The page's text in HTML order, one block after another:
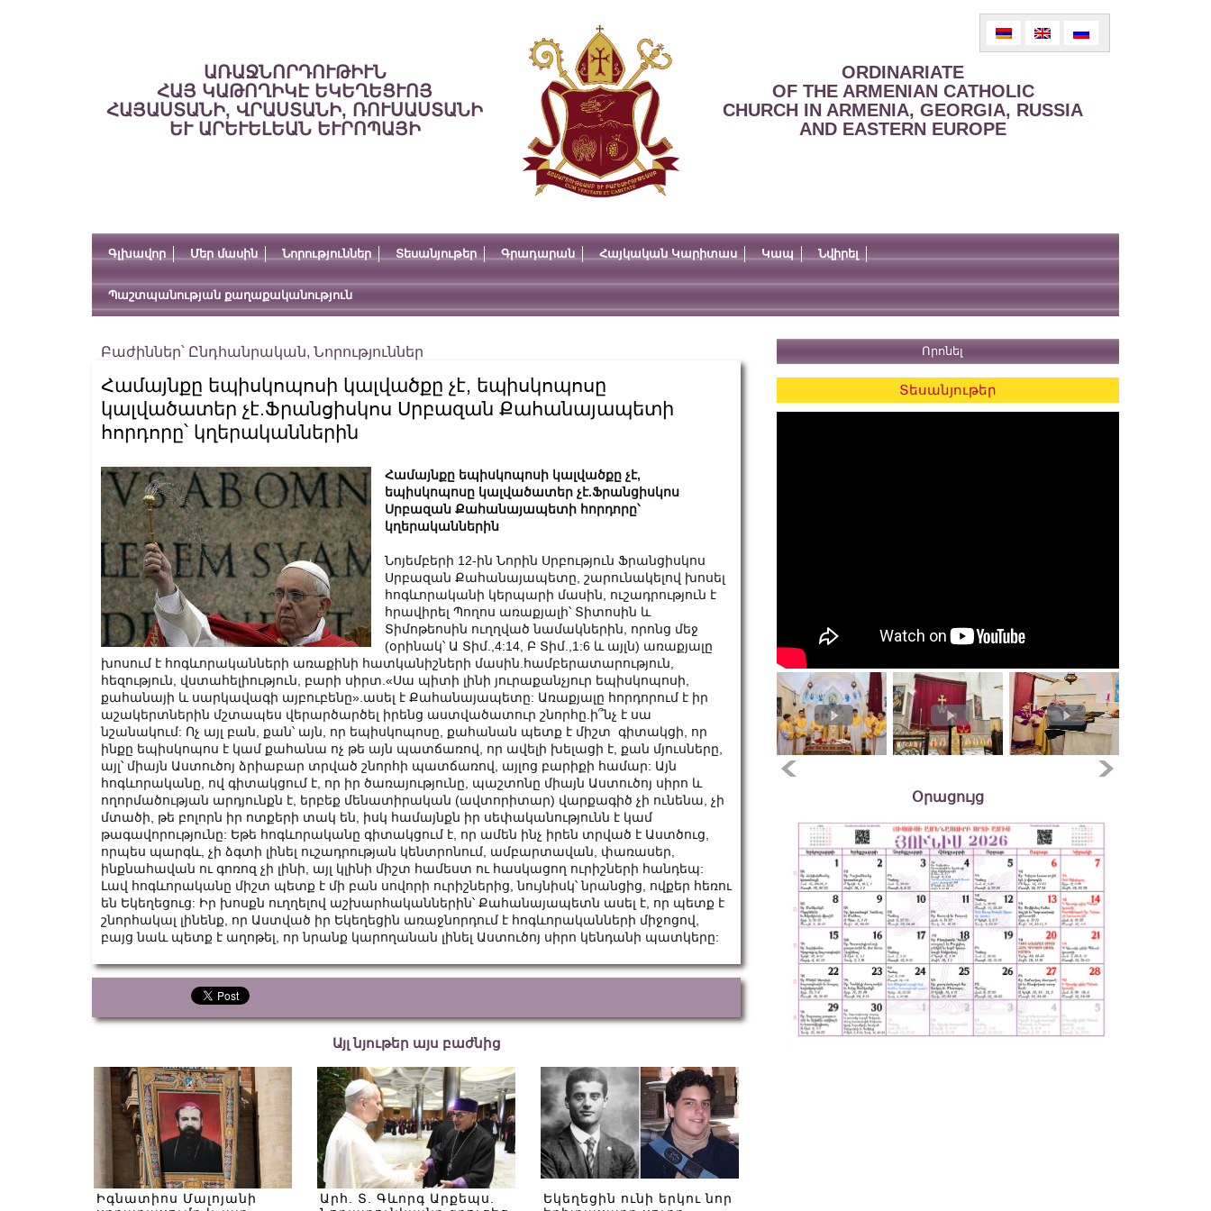
ԱՌԱՋՆՈՐԴՈՒԹԻՒՆ
ՀԱՅ ԿԱԹՈՂԻԿԷ ԵԿԵՂԵՑՒՈՅ
ՀԱՅԱՍՏԱՆԻ, ՎՐԱՍՏԱՆԻ, ՌՈՒՍԱՍՏԱՆԻ
ԵՒ ԱՐԵՒԵԼԵԱՆ ԵՒՐՈՊԱՅԻ
ORDINARIATE
OF THE ARMENIAN CATHOLIC
CHURCH IN ARMENIA, GEORGIA, RUSSIA
AND EASTERN EUROPE
Գլխավոր Մեր մասին Նորություններ Տեսանյութեր Գրադարան Հայկական Կարիտաս Կապ Նվիրել
Պաշտպանության քաղաքականություն
Բաժիններ՝ Ընդհանրական, Նորություններ
Համայնքը եպիսկոպոսի կալվածքը չէ, եպիսկոպոսը
կալվածատեր չէ.Ֆրանցիսկոս Սրբազան Քահանայապետի
հորդորը՝ կղերականներին
Համայնքը եպիսկոպոսի կալվածքը չէ,
եպիսկոպոսը կալվածատեր չէ.Ֆրանցիսկոս
Սրբազան Քահանայապետի հորդորը՝
կղերականներին
Նոյեմբերի 12-ին Նորին Սրբություն Ֆրանցիսկոս
Սրբազան Քահանայապետը, շարունակելով խոսել
հոգևորականի կերպարի մասին, ուշադրություն է
հրավիրել Պողոս առաքյալի՝ Տիտոսին և
Տիմոթեոսին ուղղված նամակներին, որոնց մեջ
(օրինակ՝ Ա Տիմ.,4:14, Բ Տիմ.,1:6 և այլն) առաքյալը
խոսում է հոգևորականների առաքինի հատկանիշների մասին.համբերատարություն,
հեզություն, վստահելիություն, բարի սիրտ.«Սա պիտի լինի յուրաքանչյուր եպիսկոպոսի,
քահանայի և սարկավագի այբուբենը».ասել է Քահանայապետը: Առաքյալը հորդորում է իր
աշակերտներին մշտապես վերարծարծել իրենց աստվածատուր շնորհը.ի՞նչ է սա
նշանակում: Ոչ այլ բան, քան՝ այն, որ եպիսկոպոսը, քահանան պետք է միշտ գիտակցի, որ
ինքը եպիսկոպոս է կամ քահանա ոչ թե այն պատճառով, որ ավելի խելացի է, քան մյուսները,
այլ՝ միայն Աստուծոյ ձրիաբար տրված շնորհի պատճառով, այլոց բարիքի համար: Այն
հոգևորականը, ով գիտակցում է, որ իր ծառայությունը, պաշտոնը միայն Աստուծոյ սիրո և
ողորմածության արդյունքն է, երբեք մենատիրական (ավտորիտար) վարքագիծ չի ունենա, չի
մտածի, թե բոլորն իր ոտքերի տակ են, իսկ համայնքն իր սեփականությունն է կամ
թագավորությունը: Եթե հոգևորականը գիտակցում է, որ ամեն ինչ իրեն տրված է Աստծուց,
որպես պարգև, չի ձգտի լինել ուշադրության կենտրոնում, ամբարտավան, փառասեր,
ինքնահավան ու գոռոզ չի լինի, այլ կլինի միշտ համեստ ու հասկացող ուրիշների հանդեպ:
Լավ հոգևորականը միշտ պետք է մի բան սովորի ուրիշներից, նույնիսկ՝ նրանցից, ովքեր հեռու
են Եկեղեցուց: Իր խոսքն ուղղելով աշխարհականներին՝ Քահանայապետն ասել է, որ պետք է
շնորհակալ լինենք, որ Աստված իր Եկեղեցին առաջնորդում է հոգևորականների միջոցով,
բայց նաև պետք է աղոթել, որ նրանք կարողանան լինել Աստուծոյ սիրո կենդանի պատկերը:
Այլ նյութեր այս բաժնից
Իգնատիոս Մալոյանի
Արհ. Տ. Գևորգ Արքեպս.
Եկեղեցին ունի երկու նոր
Տեսանյութեր
Օրացույց